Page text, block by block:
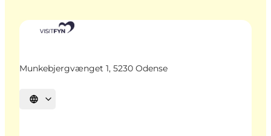
Munkebjergvænget 1, 5230 Odense
Vælg sprog